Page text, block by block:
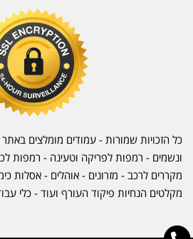
כל הזכויות שמורות - עמודים מומלצים באתר
ונשמים - רמפות לפריקה וטעינה - רמפות
מקררים לרכב - מזרונים - אוהלים - אסלות
מקלטים הנחיות פיקוד העורף ועוד - כלי